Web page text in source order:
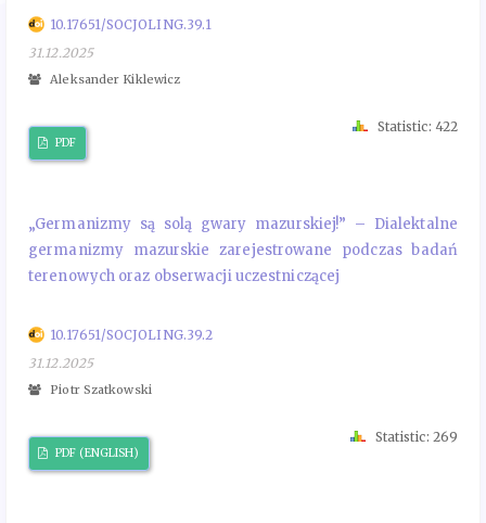
10.17651/SOCJOLING.39.1
31.12.2025
Aleksander Kiklewicz
PDF
Statistic: 422
„Germanizmy są solą gwary mazurskiej!” – Dialektalne
germanizmy mazurskie zarejestrowane podczas badań
terenowych oraz obserwacji uczestniczącej
10.17651/SOCJOLING.39.2
31.12.2025
Piotr Szatkowski
PDF (ENGLISH)
Statistic: 269